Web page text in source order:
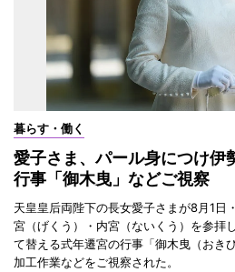
暮らす・働く
愛子さま、パール身につけ
行事「御木曳」などご視察
天皇皇后両陛下の長女愛子さまが8月1日
宮（げくう）・内宮（ないくう）を参拝
て替える式年遷宮の行事「御木曳（おき
加工作業などをご視察された。